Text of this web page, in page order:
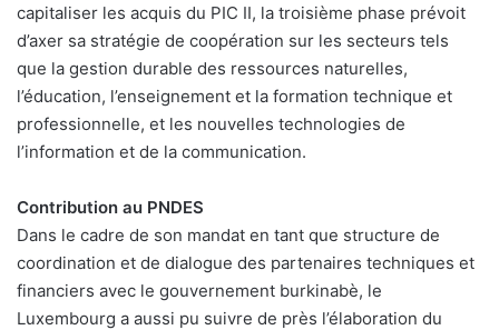
capitaliser les acquis du PIC II, la troisième phase prévoit
d’axer sa stratégie de coopération sur les secteurs tels
que la gestion durable des ressources naturelles,
l’éducation, l’enseignement et la formation technique et
professionnelle, et les nouvelles technologies de
l’information et de la communication.
Contribution au PNDES
Dans le cadre de son mandat en tant que structure de
coordination et de dialogue des partenaires techniques et
financiers avec le gouvernement burkinabè, le
Luxembourg a aussi pu suivre de près l’élaboration du